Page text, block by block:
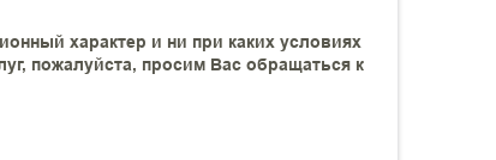
характер и ни при каких условиях
пожалуйста, просим Вас обращаться к